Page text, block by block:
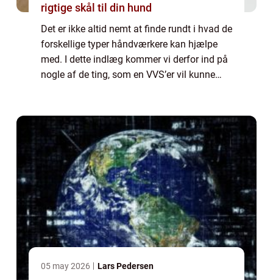
rigtige skål til din hund
Det er ikke altid nemt at finde rundt i hvad de
forskellige typer håndværkere kan hjælpe
med. I dette indlæg kommer vi derfor ind på
nogle af de ting, som en VVS’er vil kunne
05 may 2026 Lars Pedersen